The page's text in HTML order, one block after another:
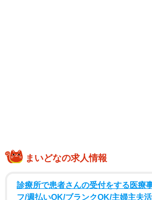
宇治橋西詰にある紫式部像。大河ドラマ「光る
まいどなの求人情報
診療所で患者さんの受付をする医療
フ/週払いOK/ブランクOK/主婦主夫